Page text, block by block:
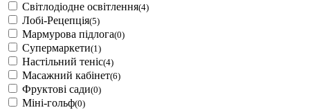
Світлодіодне освітлення(4)
Лобі-Рецепція(5)
Мармурова підлога(0)
Супермаркети(1)
Настільний теніс(4)
Масажний кабінет(6)
Фруктові сади(0)
Міні-гольф(0)